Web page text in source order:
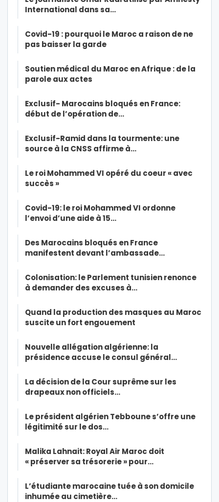
International dans sa…
Covid-19 : pourquoi le Maroc a raison de ne
pas baisser la garde
Soutien médical du Maroc en Afrique : de la
parole aux actes
Exclusif- Marocains bloqués en France:
début de l’opération de…
Exclusif-Ramid dans la tourmente: une
source à la CNSS affirme à…
Le roi Mohammed VI opéré du coeur « avec
succès »
Covid-19: le roi Mohammed VI ordonne
l’envoi d’une aide à 15…
Des Marocains bloqués en France
manifestent devant l’ambassade…
Colonisation: le Parlement tunisien renonce
à demander des excuses à…
Quand la production des masques au Maroc
suscite un fort engouement
Nouvelle allégation algérienne: la
présidence accuse le consul général…
La décision de la Cour suprême sur les
drapeaux non officiels…
Le président algérien Tebboune s’offre une
légitimité sur le dos…
Malika Lahnait: Royal Air Maroc doit
« préserver sa trésorerie » pour…
L’étudiante marocaine tuée à son domicile
inhumée au cimetière…